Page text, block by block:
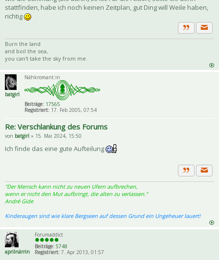
stattfinden, habe ich noch keinen Zeitplan, gut Ding will Weile haben,
richtig
Zitat
Burn the land
and boil the sea,
you can't take the sky from me.
batgirl
Nähkromant:in
Beiträge: 17565
Registriert: 17. Feb 2005, 07:54
Re: Verschlankung des Forums
von batgirl » 15. Mai 2024, 15:50
Ich finde das eine gute Aufteilung
Zitat
"Der Mensch kann nicht zu neuen Ufern aufbrechen,
wenn er nicht den Mut aufbringt, die alten zu verlassen."
André Gide
Kinderaugen sind wie klare Bergseen auf dessen Grund ein Ungeheuer lauert!
aprilnärrin
Forumaddict
Beiträge: 5748
Registriert: 7. Apr 2013, 01:57